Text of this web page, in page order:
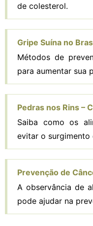
de colesterol.
Gripe Suína no
Métodos de
para aumentar sua
Pedras nos Rins –
Saiba como os
evitar o surgimento
Prevenção de
A observância de
pode ajudar na